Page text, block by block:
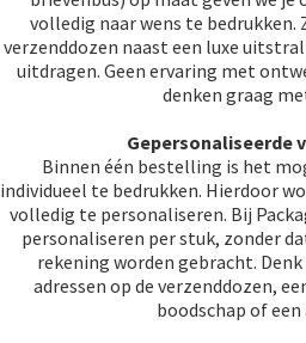
volledig naar wens te bedrukken.
verzenddozen naast een luxe
uitdragen. Geen ervaring met
denken graag
Gepersonaliseerde
Binnen één bestelling is het
individueel te bedrukken. Hierdoor
volledig te personaliseren. Bij
personaliseren per stuk, zonder
rekening worden gebracht.
adressen op de verzenddozen,
boodschap of een